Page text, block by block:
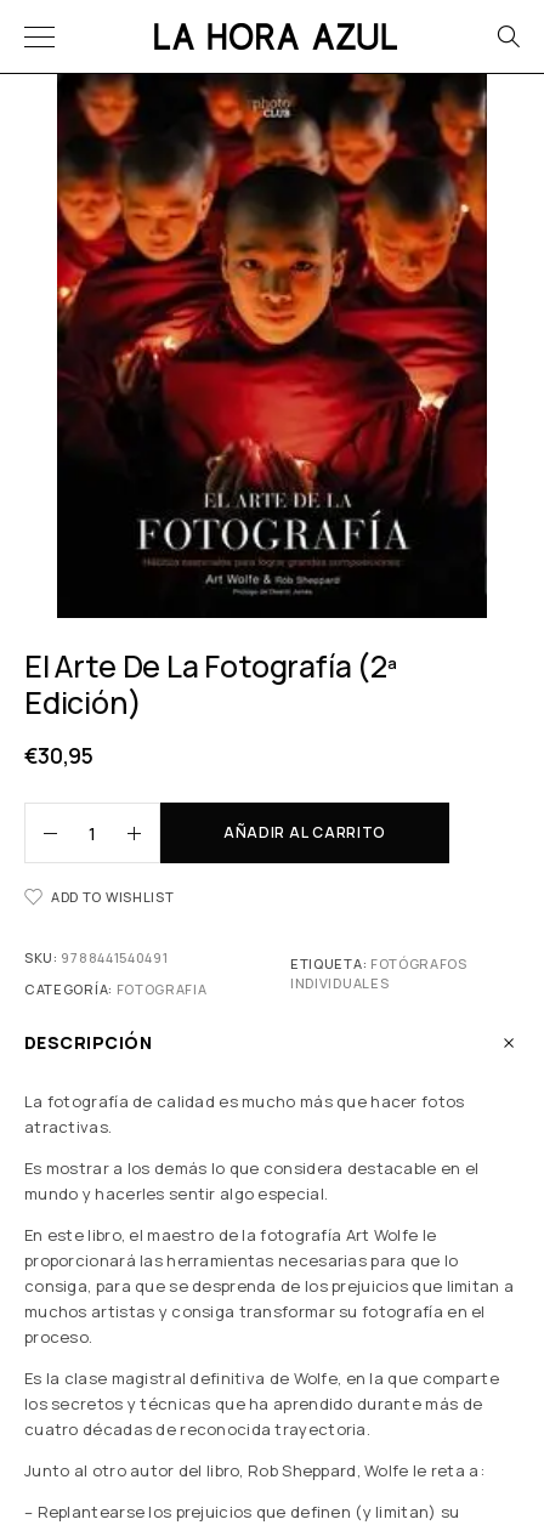
El Arte De La Fotografía (2ª
Edición)
€30,95
AÑADIR AL CARRITO
ADD TO WISHLIST
SKU: 9788441540491
CATEGORÍA: FOTOGRAFIA
ETIQUETA: FOTÓGRAFOS
INDIVIDUALES
DESCRIPCIÓN
La fotografía de calidad es mucho más que hacer fotos
atractivas.
Es mostrar a los demás lo que considera destacable en el
mundo y hacerles sentir algo especial.
En este libro, el maestro de la fotografía Art Wolfe le
proporcionará las herramientas necesarias para que lo
consiga, para que se desprenda de los prejuicios que limitan a
muchos artistas y consiga transformar su fotografía en el
proceso.
Es la clase magistral definitiva de Wolfe, en la que comparte
los secretos y técnicas que ha aprendido durante más de
cuatro décadas de reconocida trayectoria.
Junto al otro autor del libro, Rob Sheppard, Wolfe le reta a:
– Replantearse los prejuicios que definen (y limitan) su